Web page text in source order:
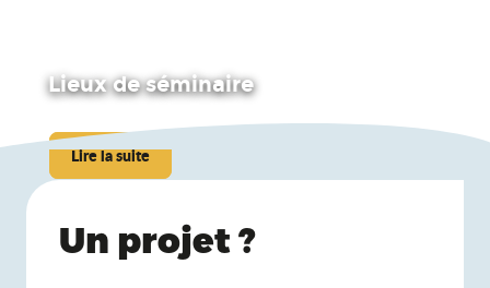
BOOST CENTER - Centre Européen de Stages et de Séjours
Espace de séminaires du Château de Treffort
Casino d'Hauteville
Hôtel Mercure Bourg-en-Bresse
Espace Rivoire, centre de ressourcement en pleine nature
Hôtel Panorama 360 Bourg-en-Bresse - Cœur de ville
Les Gîtes de la Calonne
Espace de séminaires Maison Bonnard
La Tour d'Oncin : lieu de séminaire humaniste
Lieux de séminaire
Lire la suite
Un projet ?